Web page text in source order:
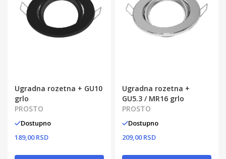
Ugradna rozetna + GU10
grlo
PROSTO
Dostupno
189,00 RSD
Ugradna rozetna +
GU5.3 / MR16 grlo
PROSTO
Dostupno
209,00 RSD